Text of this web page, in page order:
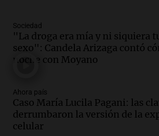
Audio.
Mendoza se prepara
de semana helado y
marchan contra reforma de
Panorama Federal
Audio.
El "Mono" de
adelantó su show en
Viva la Radio Rosario
Episodios
Sociedad
"La droga era mía y ni siquiera
sexo": Candela Arizaga contó
noche con Moyano
Ahora país
Caso María Lucila Pagani: las
derrumbaron la versión de la
celular